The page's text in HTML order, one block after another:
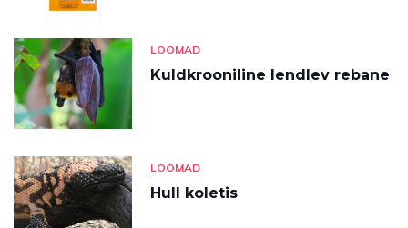
LOOMAD
Kuldkrooniline lendlev rebane
LOOMAD
Hull koletis